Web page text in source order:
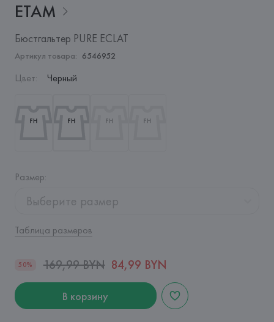
ETAM
Бюстгальтер PURE ECLAT
Артикул товара: 6546952
Цвет: Черный
Размер:
Выберите размер
Таблица размеров
50% 169,99 BYN 84,99 BYN
В корзину